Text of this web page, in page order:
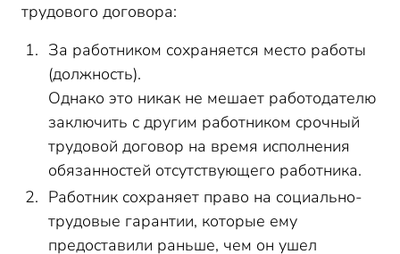
трудового договора:
За работником сохраняется место работы
(должность).
Однако это никак не мешает работодателю
заключить с другим работником срочный
трудовой договор на время исполнения
обязанностей отсутствующего работника.
Работник сохраняет право на социально-
трудовые гарантии, которые ему
предоставили раньше, чем он ушел